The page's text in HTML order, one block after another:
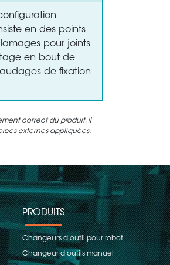
en des points
pour joints
en bout de
de fixation
correct du produit, il
externes appliquées.
PRODUITS
Changeurs d'outil pour robot
Changeur d'outils manuel